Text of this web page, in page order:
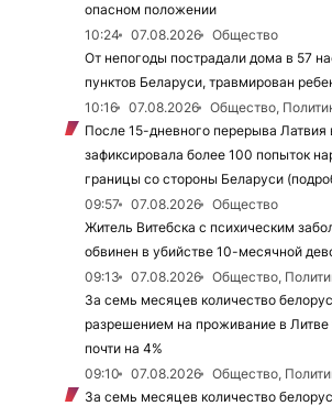
опасном положении
10:24
07.08.2026
Общество
От непогоды пострадали дома в 57
пунктов Беларуси, травмирован
10:16
07.08.2026
Общество,
После 15-дневного перерыва Латвия
зафиксировала более 100 попыток
границы со стороны Беларуси
09:57
07.08.2026
Общество
Житель Витебска с психическим
обвинен в убийстве 10-месячной
09:13
07.08.2026
Общество,
За семь месяцев количество
разрешением на проживание в
почти на 4%
09:10
07.08.2026
Общество,
За семь месяцев количество